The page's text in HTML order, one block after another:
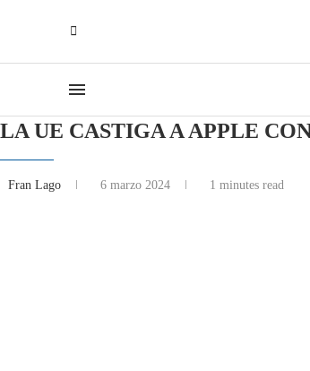
LA UE CASTIGA A APPLE
Fran Lago 6 marzo 2024 1 minutes read